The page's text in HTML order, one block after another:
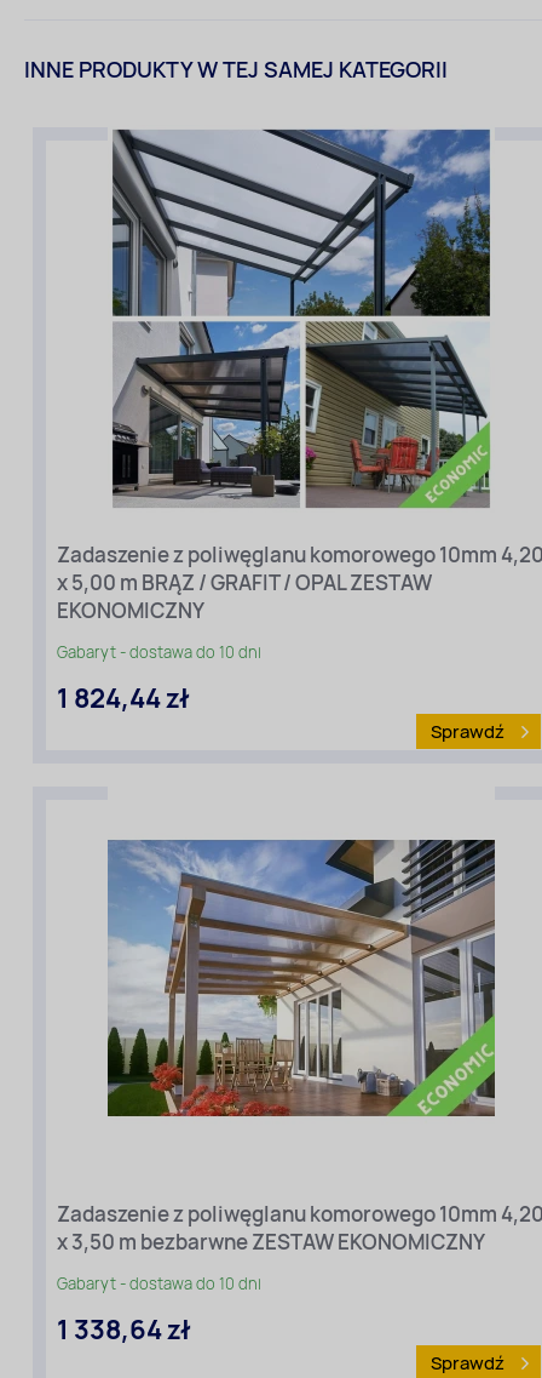
INNE PRODUKTY W TEJ SAMEJ KATEGORII
Zadaszenie z poliwęglanu komorowego 10mm
x 5,00 m BRĄZ / GRAFIT / OPAL ZESTAW
EKONOMICZNY
Gabaryt - dostawa do 10 dni
1 824,44 zł
Sprawdź
Szerokość
zadaszenia
(przy
elewacji):
4,20
Długość
zadaszenia
[m]
(ze
spadem):
5
cenowy:
Ekonomiczny
Kolor:
brąz/grafit/opal
Grubość
10
Zadaszenie z poliwęglanu komorowego 10mm
x 3,50 m bezbarwne ZESTAW EKONOMICZNY
Gabaryt - dostawa do 10 dni
1 338,64 zł
Sprawdź
Szerokość
zadaszenia
[m]
[m]
(ze
spadem):
3,5
cenowy:
Ekonomiczny